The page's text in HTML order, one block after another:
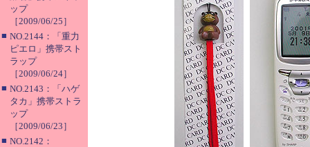
ップ
［2009/06/25］
■ NO.2144：「重力
ピエロ」携帯スト
ラップ
［2009/06/24］
■ NO.2143：「ハゲ
タカ」携帯ストラ
ップ
［2009/06/23］
■ NO.2142：